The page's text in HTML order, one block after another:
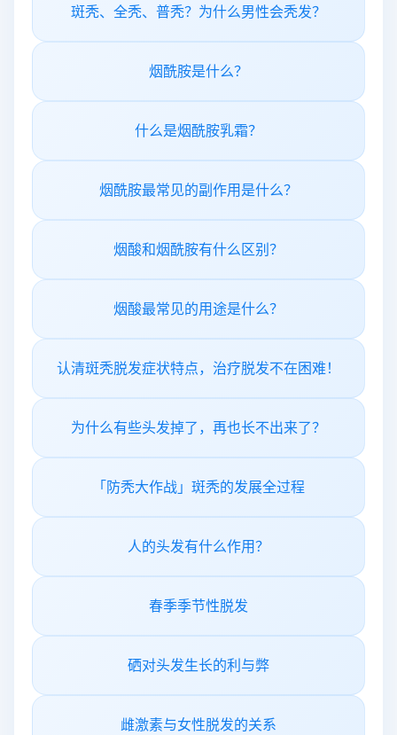
斑秃、全秃、普秃？为什么男性会秃发？
烟酰胺是什么？
什么是烟酰胺乳霜？
烟酰胺最常见的副作用是什么？
烟酸和烟酰胺有什么区别？
烟酸最常见的用途是什么？
认清斑秃脱发症状特点，治疗脱发不在困难！
为什么有些头发掉了，再也长不出来了？
「防秃大作战」斑秃的发展全过程
人的头发有什么作用？
春季季节性脱发
硒对头发生长的利与弊
雌激素与女性脱发的关系